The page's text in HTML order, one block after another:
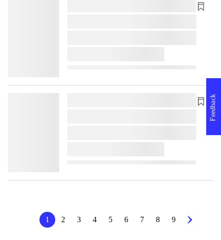
lorem ipsum dolor sit amet ...
lorem ipsum dolor sit amet ...
lorem ipsum dolor sit amet ...
lorem ipsum dolor sit amet ...
1 2 3 4 5 6 7 8 9
Feedback